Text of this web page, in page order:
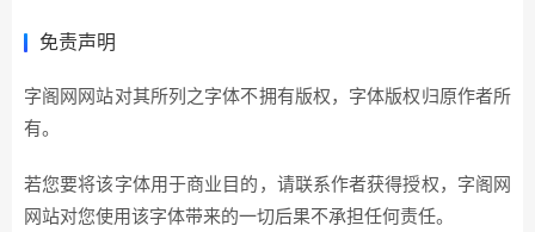
免责声明
字阁网网站对其所列之字体不拥有版权，字体版权归原作者所
有。
若您要将该字体用于商业目的，请联系作者获得授权，字阁网
网站对您使用该字体带来的一切后果不承担任何责任。